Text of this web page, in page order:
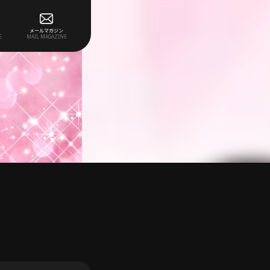
メールマガジン
MAIL MAGAZINE